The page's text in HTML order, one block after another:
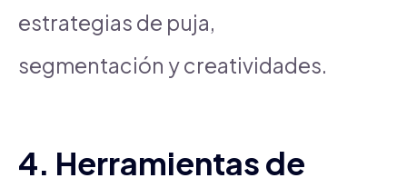
estrategias de puja,
segmentación y creatividades.
4. Herramientas de